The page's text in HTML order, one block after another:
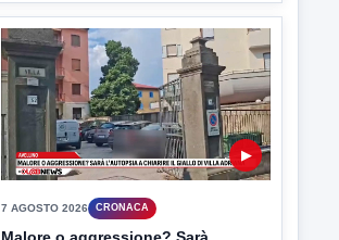
7 AGOSTO 2026 CRONACA
Ponte Valentino,21enne indagato:
ipotesi duplice omicidio stradale
Incidente mortale a Ponte Valentino,
indagato il 21enne alla guida...